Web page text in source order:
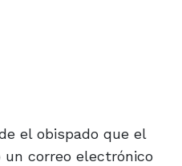
el obispado que el
un correo electrónico